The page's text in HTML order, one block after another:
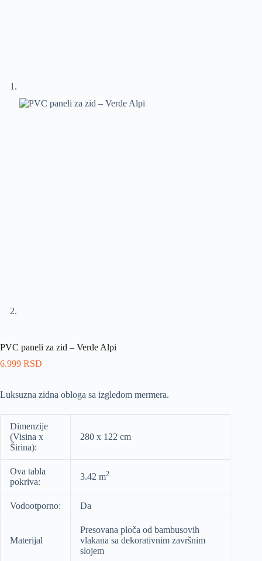
PVC paneli za zid – Verde Alpi
6.999 RSD
Luksuzna zidna obloga sa izgledom mermera.
Dimenzije
(Visina x
Širina):
280 x 122 cm
Ova tabla
pokriva:
3.42 m2
Vodootporno: Da
Materijal
Presovana ploča od bambusovih
vlakana sa dekorativnim završnim
slojem